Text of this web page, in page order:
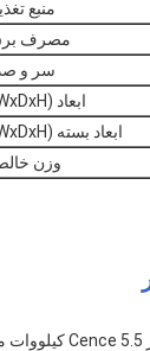
منبع
مصرف
سر و
ابعاد (WxDxH)
ابعاد بسته (WxDxH)
وزن